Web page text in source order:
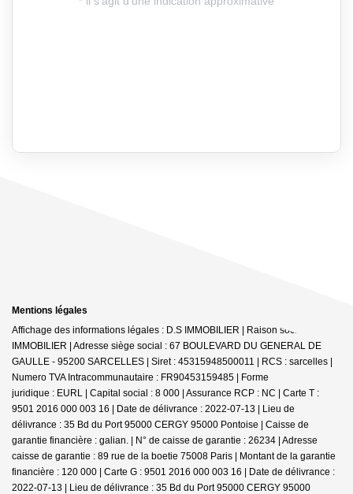
Mentions légales
Affichage des informations légales : D.S IMMOBILIER | Raison sociale : DS
IMMOBILIER | Adresse siège social : 67 BOULEVARD DU GENERAL DE
GAULLE - 95200 SARCELLES | Siret : 45315948500011 | RCS : sarcelles |
Numero TVA Intracommunautaire : FR90453159485 | Forme
juridique : EURL | Capital social : 8 000 | Assurance RCP : NC | Carte T :
9501 2016 000 003 16 | Date de délivrance : 2022-07-13 | Lieu de
délivrance : 35 Bd du Port 95000 CERGY 95000 Pontoise | Caisse de
garantie financière : galian. | N° de caisse de garantie : 26234 | Adresse
caisse de garantie : 89 rue de la boetie 75008 Paris | Montant de la garantie
financière : 120 000 | Carte G : 9501 2016 000 003 16 | Date de délivrance :
2022-07-13 | Lieu de délivrance : 35 Bd du Port 95000 CERGY 95000